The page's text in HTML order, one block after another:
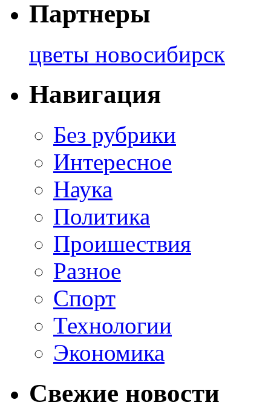
Партнеры
цветы новосибирск
Навигация
Без рубрики
Интересное
Наука
Политика
Проишествия
Разное
Спорт
Технологии
Экономика
Свежие новости